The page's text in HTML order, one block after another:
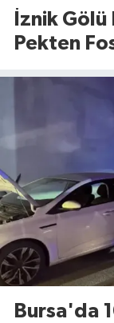
İznik Gölü
Pekten
Bursa'da